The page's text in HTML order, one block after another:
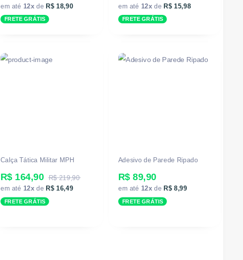
em até 12x deR$ 18,90
FRETE GRÁTIS
em até 12xde R$ 15,98
FRETE GRÁTIS
Calça Tática Militar MPH
R$ 164,90
R$ 219,90
em até 12x deR$ 16,49
FRETE GRÁTIS
Adesivo de Parede Ripado
R$ 89,90
em até 12xde R$ 8,99
FRETE GRÁTIS